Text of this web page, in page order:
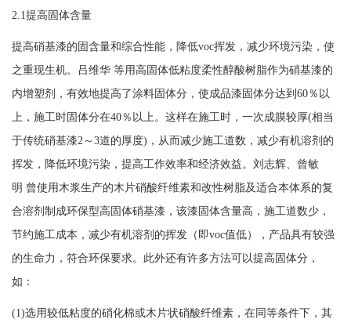
2.1提高固体含量
提高硝基漆的固含量和综合性能，降低voc挥发，减少环境污染，使
之重现生机。吕维华 等用高固体低粘度柔性醇酸树脂作为硝基漆的
内增塑剂，有效地提高了涂料固体分，使成品漆固体分达到60％以
上，施工时固体分在40％以上。这样在施工时，一次成膜较厚(相当
于传统硝基漆2～3道的厚度)，从而减少施工道数，减少有机溶剂的
挥发，降低环境污染，提高工作效率和经济效益。刘志辉、曾敏
明 曾使用木浆生产的木片硝酸纤维素和改性树脂及适合本体系的复
合溶剂制成环保型高固体硝基漆，该漆固体含量高，施工道数少，
节约施工成本，减少有机溶剂的挥发（即voc值低），产品具有较强
的生命力，符合环保要求。此外还有许多方法可以提高固体分，
如：
(1)选用较低粘度的硝化棉或木片状硝酸纤维素，在同等条件下，其